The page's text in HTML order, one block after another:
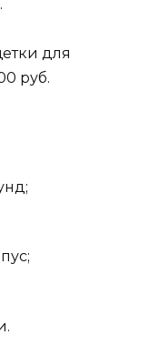
для
руб.